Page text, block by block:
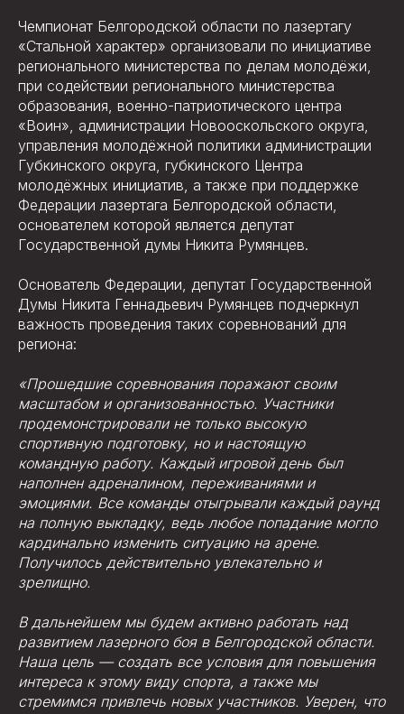
Чемпионат Белгородской области по лазертагу
«Стальной характер» организовали по инициативе
регионального министерства по делам молодёжи,
при содействии регионального министерства
образования, военно-патриотического центра
«Воин», администрации Новооскольского округа,
управления молодёжной политики администрации
Губкинского округа, губкинского Центра
молодёжных инициатив, а также при поддержке
Федерации лазертага Белгородской области,
основателем которой является депутат
Государственной думы Никита Румянцев.
Основатель Федерации, депутат Государственной
Думы Никита Геннадьевич Румянцев подчеркнул
важность проведения таких соревнований для
региона:
«Прошедшие соревнования поражают своим
масштабом и организованностью. Участники
продемонстрировали не только высокую
спортивную подготовку, но и настоящую
командную работу. Каждый игровой день был
наполнен адреналином, переживаниями и
эмоциями. Все команды отыгрывали каждый раунд
на полную выкладку, ведь любое попадание могло
кардинально изменить ситуацию на арене.
Получилось действительно увлекательно и
зрелищно.
В дальнейшем мы будем активно работать над
развитием лазерного боя в Белгородской области.
Наша цель — создать все условия для повышения
интереса к этому виду спорта, а также мы
стремимся привлечь новых участников. Уверен, что